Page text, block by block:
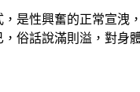
是性興奮的正常宣
俗話說滿則溢，對